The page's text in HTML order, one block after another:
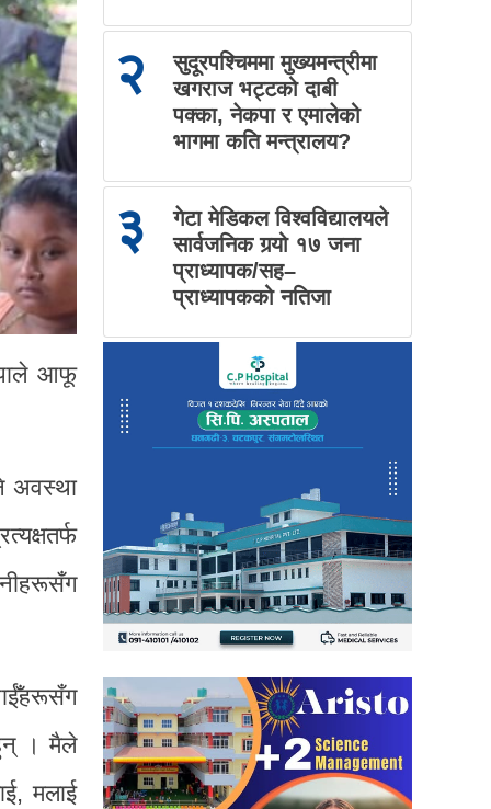
आफू
अवस्था
। मैले
मलाई
२
सुदूरपश्चिममा मुख्यमन्त्रीमा
खगराज भट्टको दाबी
पक्का, नेकपा र एमालेको
भागमा कति मन्त्रालय?
३
गेटा मेडिकल विश्वविद्यालयले
सार्वजनिक गर्‍यो १७ जना
प्राध्यापक/सह–
प्राध्यापकको नतिजा